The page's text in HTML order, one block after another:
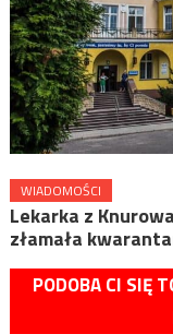
WIADOMOŚCI
Lekarka z
złamała
PODOBA CI SIĘ